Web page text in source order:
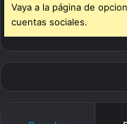
Vaya a la página de
cuentas sociales.